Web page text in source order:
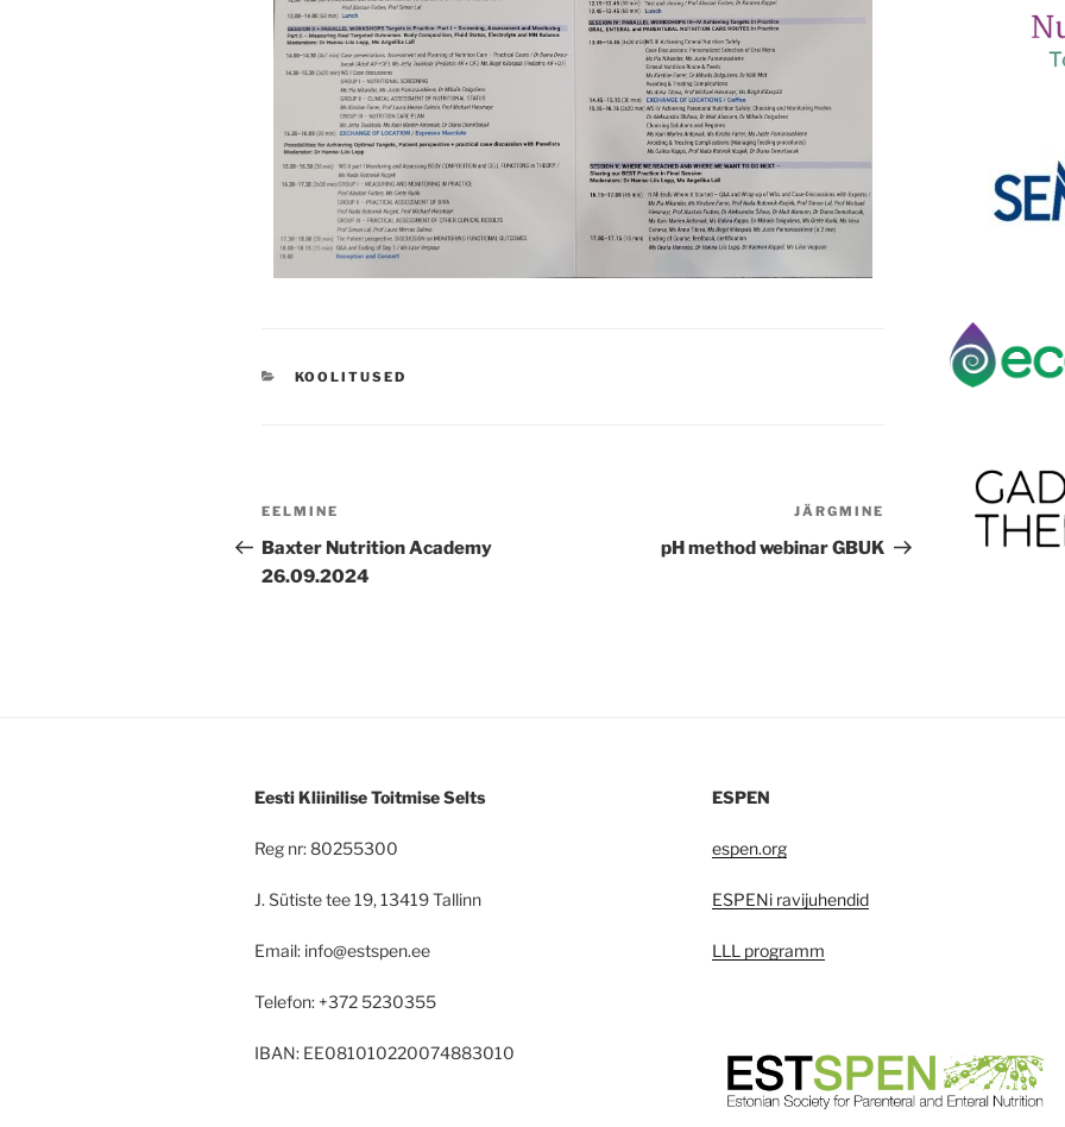
KOOLITUSED
EELMINE
Baxter Nutrition Academy
26.09.2024
JÄRGMINE
pH method webinar GBUK
Eesti Kliinilise Toitmise Selts
Reg nr: 80255300
J. Sütiste tee 19, 13419 Tallinn
Email: info@estspen.ee
Telefon: +372 5230355
IBAN: EE081010220074883010
ESPEN
espen.org
ESPENi ravijuhendid
LLL programm